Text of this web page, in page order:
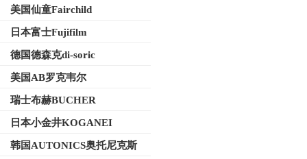
美国仙童Fairchild
日本富士Fujifilm
德国德森克di-soric
美国AB罗克韦尔
瑞士布赫BUCHER
日本小金井KOGANEI
韩国AUTONICS奥托尼克斯